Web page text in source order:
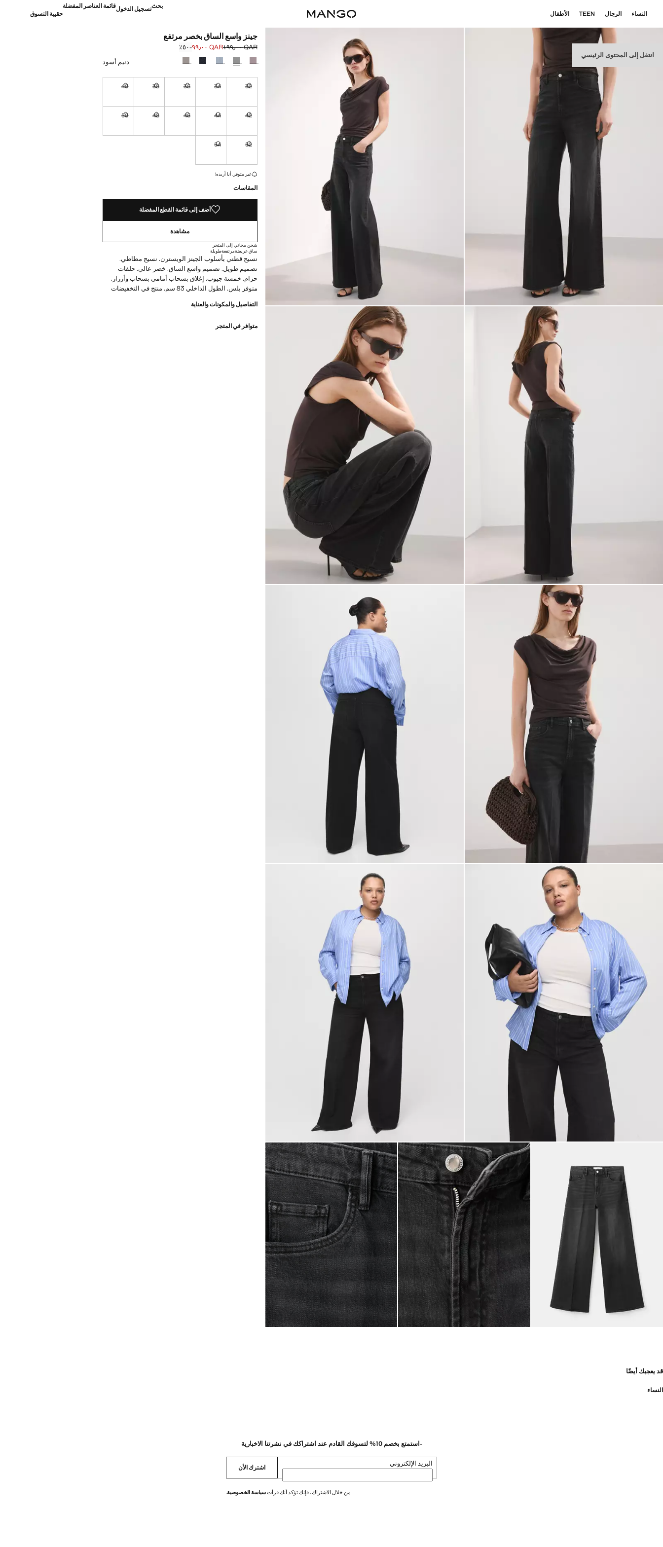
انتقل إلى المحتوى الرئيسي
النساء الرجال TEEN الأطفال
بحثتسجيل الدخولقائمة العناصر المفضلة
حقيبة التسوق
جينز واسع الساق بخصر مرتفع
السعر الأول محذوف [QAR ١٩٩٫٠٠ ]
QAR ١٩٩٫٠٠
السعر الحالي [QAR ٩٩٫٠٠ ]QAR ٩٩٫٠٠
؜-٥٠٪؜
حدد اللون
دنيم أسود
32
34
36
38
40
42
44
46
48
50
52
54
القطع الأخيرة!
غير متوفر. أنا أريده!
المقاسات
أضف إلى قائمة القطع المفضلة
مشاهدة
شحن مجاني إلى المتجر
ساق عريضةمرتفعةطويلة
نسيج قطني بأسلوب الجينز الويسترن. نسيج مطاطي.
تصميم طويل. تصميم واسع الساق. خصر عالي. حلقات
حزام. خمسة جيوب. إغلاق بسحاب أمامي بسحاب وأزرار.
متوفر بلس. الطول الداخلي 83 سم. منتج في التخفيضات
التفاصيل والمكونات والعناية
متوافر في المتجر
قد يعجبك أيضًا
النساء
-استمتع بخصم 10% لتسوقك القادم عند اشتراكك في نشرتنا الاخبارية
البريد الإلكتروني اشترك الأن
من خلال الاشتراك، فإنك تؤكد أنك قرأتسياسة الخصوصية.